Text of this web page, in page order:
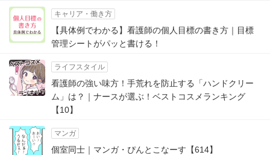
キャリア・働き方
【具体例でわかる】看護師の個人目標の書き方｜目標
管理シートがパッと書ける！
ライフスタイル
看護師の強い味方！手荒れを防止する「ハンドクリー
ム」は？｜ナースが選ぶ！ベストコスメランキング
【10】
マンガ
個室同士｜マンガ・ぴんとこなーす【614】